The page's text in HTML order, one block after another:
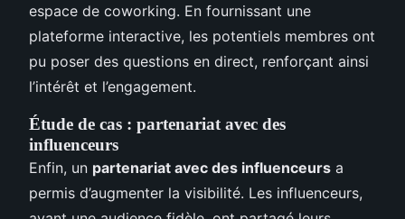
espace de coworking. En fournissant une
plateforme interactive, les potentiels membres ont
pu poser des questions en direct, renforçant ainsi
l’intérêt et l’engagement.
Étude de cas : partenariat avec des
influenceurs
Enfin, un partenariat avec des influenceurs a
permis d’augmenter la visibilité. Les influenceurs,